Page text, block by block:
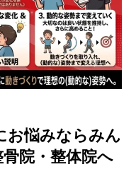
お悩みならみん
院・整体院へ